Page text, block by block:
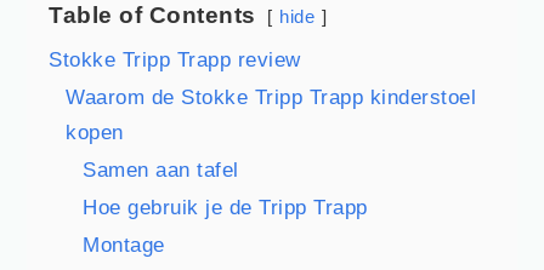
Table of Contents hide
Stokke Tripp Trapp review
Waarom de Stokke Tripp Trapp kinderstoel
kopen
Samen aan tafel
Hoe gebruik je de Tripp Trapp
Montage